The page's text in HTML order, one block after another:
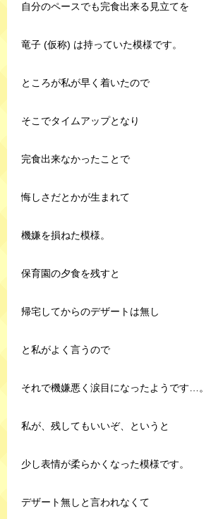
自分のペースでも完食出来る見立てを
竜子 (仮称) は持っていた模様です。
ところが私が早く着いたので
そこでタイムアップとなり
完食出来なかったことで
悔しさだとかが生まれて
機嫌を損ねた模様。
保育園の夕食を残すと
帰宅してからのデザートは無し
と私がよく言うので
それで機嫌悪く涙目になったようです…。
私が、残してもいいぞ、というと
少し表情が柔らかくなった模様です。
デザート無しと言われなくて